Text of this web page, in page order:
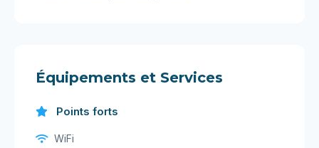
Équipements et Services
Points forts
WiFi